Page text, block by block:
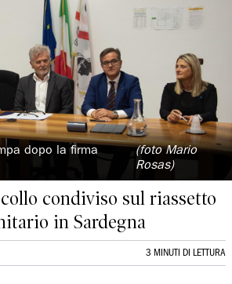
dopo la firma
(foto Mario
Rosas)
condiviso sul riassetto
in Sardegna
3 MINUTI DI LETTURA